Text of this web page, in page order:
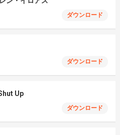
ダウンロード
ダウンロード
Up
ダウンロード